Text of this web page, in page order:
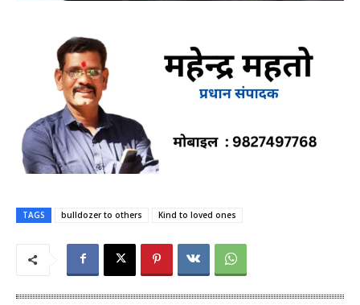
TAGS bulldozer to others Kind to loved ones